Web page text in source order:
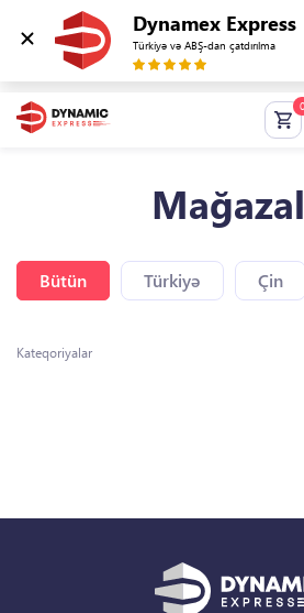
Dynamex Express
Türkiyə və ABŞ-dan çatdırılma
Bütün Türkiyə Çin
Kateqoriyalar